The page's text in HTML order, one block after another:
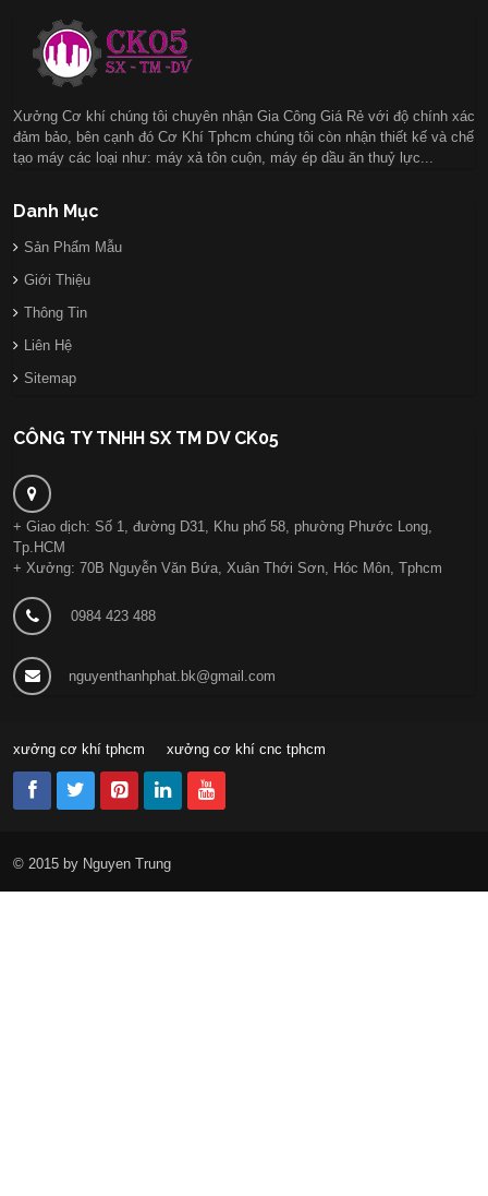
Xưởng Cơ khí chúng tôi chuyên nhận Gia Công Giá Rẻ với độ chính xác
đảm bảo, bên cạnh đó Cơ Khí Tphcm chúng tôi còn nhận thiết kế và chế
tạo máy các loại như: máy xả tôn cuộn, máy ép dầu ăn thuỷ lực...
Danh Mục
Sản Phẩm Mẫu
Giới Thiệu
Thông Tin
Liên Hệ
Sitemap
CÔNG TY TNHH SX TM DV CK05
+ Giao dịch: Số 1, đường D31, Khu phố 58, phường Phước Long,
Tp.HCM
+ Xưởng: 70B Nguyễn Văn Bứa, Xuân Thới Sơn, Hóc Môn, Tphcm
0984 423 488
nguyenthanhphat.bk@gmail.com
xưởng cơ khí tphcm xưởng cơ khí cnc tphcm
© 2015 by Nguyen Trung